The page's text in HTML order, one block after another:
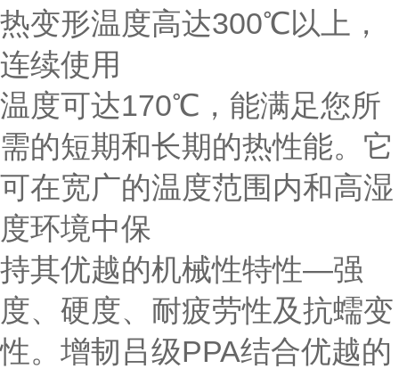
热变形温度高达300℃以上，
连续使用
温度可达170℃，能满足您所
需的短期和长期的热性能。它
可在宽广的温度范围内和高湿
度环境中保
持其优越的机械性特性—强
度、硬度、耐疲劳性及抗蠕变
性。增韧吕级PPA结合优越的